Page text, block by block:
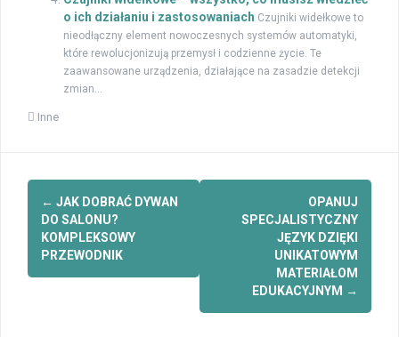
o ich działaniu i zastosowaniach Czujniki widełkowe to
nieodłączny element nowoczesnych systemów automatyki,
które rewolucjonizują przemysł i codzienne życie. Te
zaawansowane urządzenia, działające na zasadzie detekcji
zmian...
Inne
Zobacz
wpisy
← JAK DOBRAĆ DYWAN
DO SALONU?
KOMPLEKSOWY
PRZEWODNIK
OPANUJ
SPECJALISTYCZNY
JĘZYK DZIĘKI
UNIKATOWYM
MATERIAŁOM
EDUKACYJNYM →